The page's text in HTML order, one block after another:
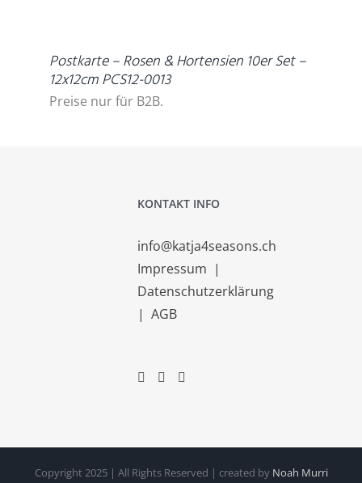
Postkarte – Rosen & Hortensien 10er Set –
12x12cm PCS12-0013
Preise nur für B2B.
KONTAKT INFO
info@katja4seasons.ch
Impressum |
Datenschutzerklärung
| AGB
Copyright 2025 | All Rights Reserved | created by Noah Murri